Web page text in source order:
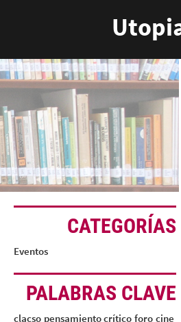
CATEGORÍAS
Eventos
PALABRAS CLAVE
clacso pensamiento crítico foro cine